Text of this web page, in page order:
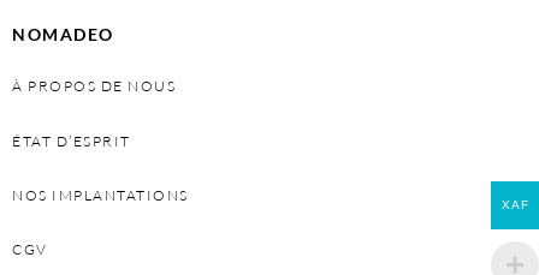
NOMADEO
À PROPOS DE NOUS
ÉTAT D’ESPRIT
NOS IMPLANTATIONS
CGV
XAF